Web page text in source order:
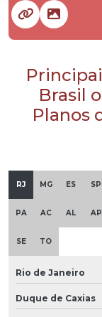
Brasil
Planos
RJ MG ES SP
PA AC AL AP
SE TO
Rio de Janeiro
Duque de Caxias